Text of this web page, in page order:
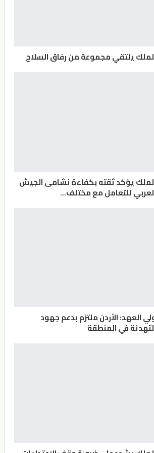
يلتقي مجموعة من رفاق السلاح
يؤكد ثقته بكفاءة نشامى الجيش
للتعامل مع مختلف…
العهد: الأردن ملتزم بدعم جهود
في المنطقة